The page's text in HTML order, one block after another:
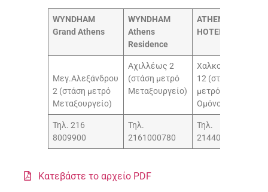
WYNDHAM
Grand Athens
WYNDHAM
Athens
Residence
ATHENS KEY
HOTEL
Μεγ.Αλεξάνδρου
2 (στάση μετρό
Μεταξουργείο)
Αχιλλέως 2
(στάση μετρό
Μεταξουργείο)
Χαλκοκονδύλη
12 (στάση
μετρό & ΗΣΑΠ
Ομόνοια)
Τηλ. 216
8009900
Τηλ.
2161000780
Τηλ.
2144086600
Κατεβάστε το αρχείο PDF